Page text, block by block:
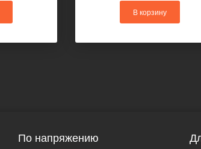
В корзину
По напряжению